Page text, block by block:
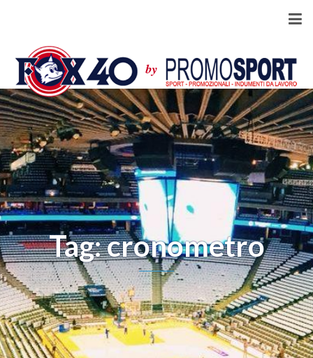
Tag: cronometro